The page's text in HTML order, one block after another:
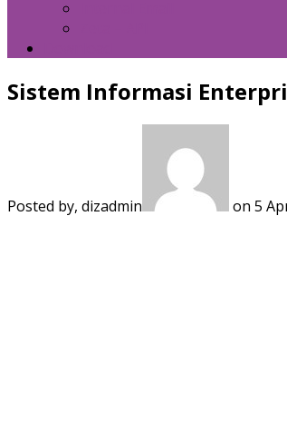
Sistem Informasi
Posted by, dizadmin on 5